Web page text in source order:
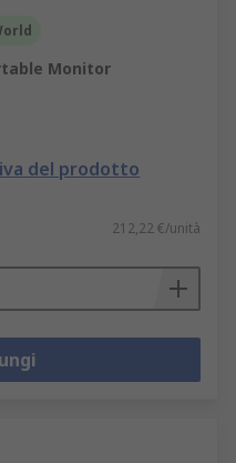
Monitor
del prodotto
212,22 €/unità